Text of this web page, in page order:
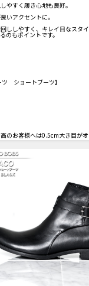
やすく履き心地も良好。
いアクセントに。
ししやすく、キレイ目なスタ
のもポイントです。
ショートブーツ】
のお客様へは0.5cm大き目がオ